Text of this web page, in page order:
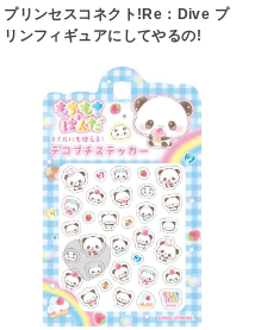
プリンセスコネクト!Re：Dive プ
リンフィギュアにしてやるの!